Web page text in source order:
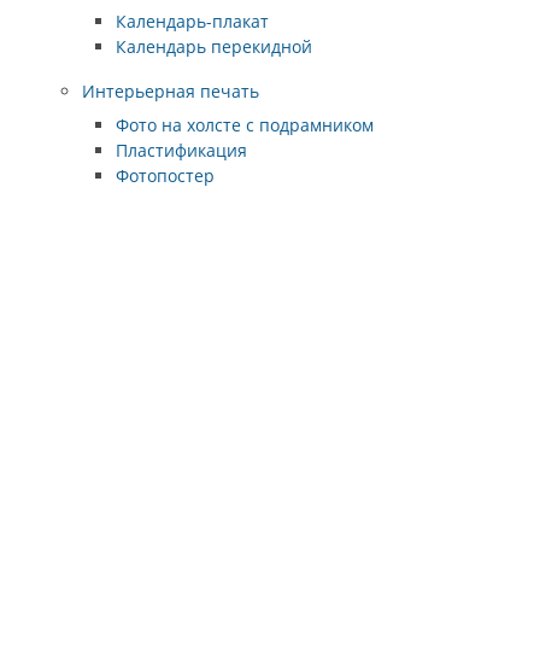
Календарь-плакат
Календарь перекидной
Интерьерная печать
Фото на холсте с подрамником
Пластификация
Фотопостер